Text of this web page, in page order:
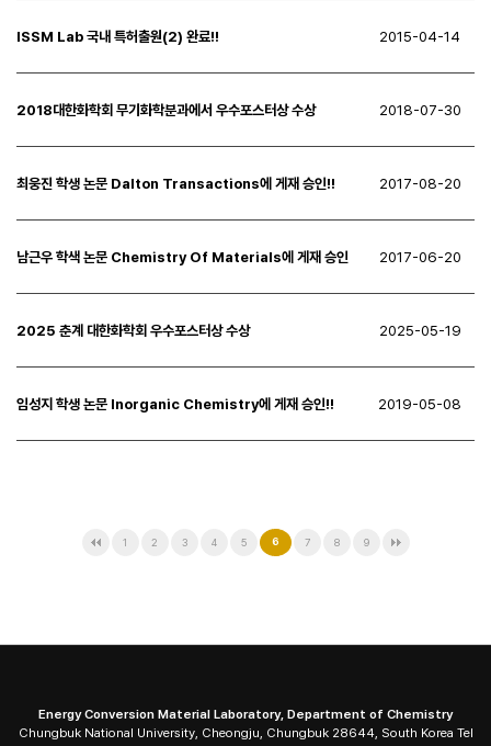
ISSM Lab 국내 특허출원(2) 완료!! 2015-04-14
2018대한화학회 무기화학분과에서 우수포스터상 수상 2018-07-30
최웅진 학생 논문 Dalton Transactions에 게재 승인!! 2017-08-20
남근우 학색 논문 Chemistry Of Materials에 게재 승인 2017-06-20
2025 춘계 대한화학회 우수포스터상 수상 2025-05-19
임성지 학생 논문 Inorganic Chemistry에 게재 승인!! 2019-05-08
1 2 3 4 5 6 7 8 9
Energy Conversion Material Laboratory, Department of Chemistry
Chungbuk National University, Cheongju, Chungbuk 28644, South Korea Tel